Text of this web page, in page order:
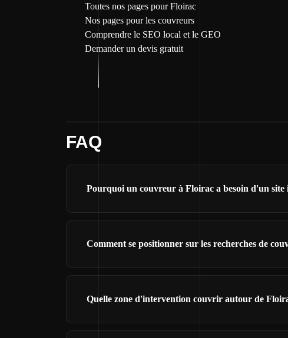
Toutes nos pages pour Floirac
Nos pages pour les couvreurs
Comprendre le SEO local et le GEO
Demander un devis gratuit
FAQ
Pourquoi un couvreur à Floirac a besoin d'un site
Comment se positionner sur les recherches de
Quelle zone d'intervention couvrir autour de